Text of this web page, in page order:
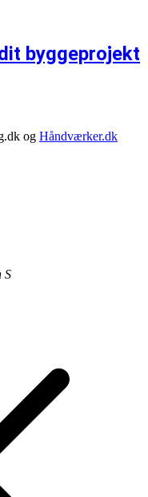
byggeprojekt
og Håndværker.dk
S